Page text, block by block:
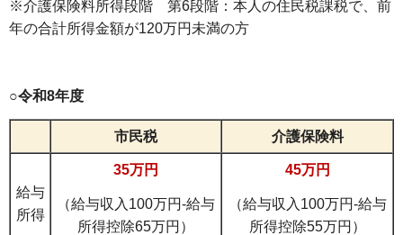
※介護保険料所得段階 第6段階：本人の住民税課税で、前
年の合計所得金額が120万円未満の方
○令和8年度
市民税 介護保険料
給与
所得
35万円
（給与収入100万円-給与
所得控除65万円）
45万円
（給与収入100万円-給与
所得控除55万円）